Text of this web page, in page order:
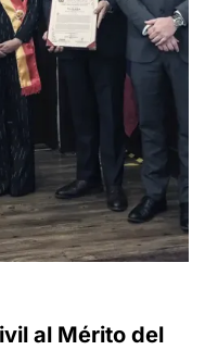
al Mérito del